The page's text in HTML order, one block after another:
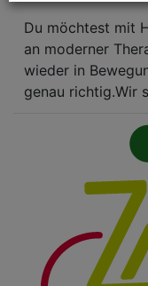
Du möchtest mit
an moderner
wieder in
genau richtig.Wir